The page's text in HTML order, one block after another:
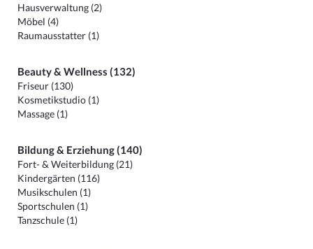
Hausverwaltung (2)
Möbel (4)
Raumausstatter (1)
Beauty & Wellness (132)
Friseur (130)
Kosmetikstudio (1)
Massage (1)
Bildung & Erziehung (140)
Fort- & Weiterbildung (21)
Kindergärten (116)
Musikschulen (1)
Sportschulen (1)
Tanzschule (1)